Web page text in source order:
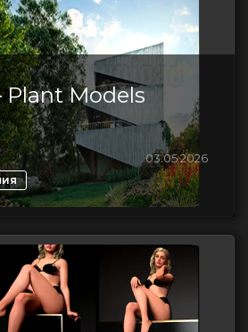
Models
03.05.2026